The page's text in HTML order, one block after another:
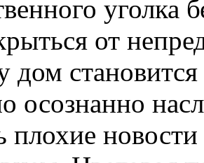
уголка
от
дом
осознанно
плохие